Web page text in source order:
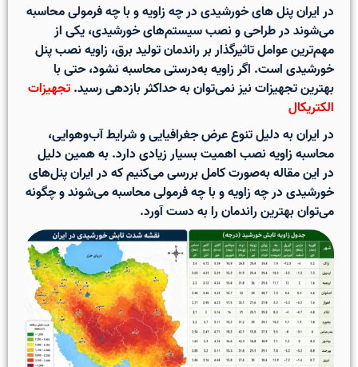
در ایران پنل های خورشیدی در چه زاویه و با چه فرمولی محاسبه
می‌شونددر طراحی و نصب سیستم‌های خورشیدی، یکی از
مهم‌ترین عوامل تاثیرگذار بر راندمان تولید برق، زاویه نصب پنل
خورشیدیاست. اگر زاویه به‌درستی محاسبه نشود، حتی با
بهترین تجهیزات نیز نمی‌توان به حداکثر بازدهی رسید.تجهیزات
الکتریکال
در ایران به دلیل تنوع عرض جغرافیایی و شرایط آب‌وهوایی،
محاسبه زاویه نصب اهمیت بسیار زیادی دارد. به همین دلیل
در این مقاله به‌صورت کامل بررسی می‌کنیم کهدر ایران پنل‌های
خورشیدی در چه زاویه و با چه فرمولی محاسبه می‌شوندو چگونه
می‌توان بهترین راندمان را به دست آورد.